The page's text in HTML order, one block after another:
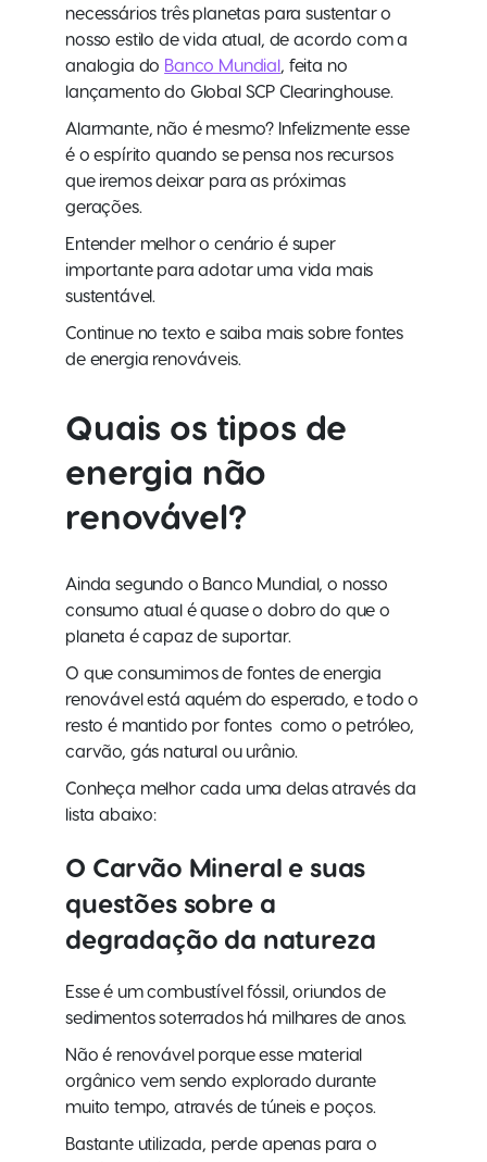
necessários três planetas para sustentar o
nosso estilo de vida atual, de acordo com a
analogia do Banco Mundial , feita no
lançamento do Global SCP Clearinghouse.
Alarmante, não é mesmo? Infelizmente esse
é o espírito quando se pensa nos recursos
que iremos deixar para as próximas
gerações.
Entender melhor o cenário é super
importante para adotar uma vida mais
sustentável.
Continue no texto e saiba mais sobre fontes
de energia renováveis.
Quais os tipos de
energia não
renovável?
Ainda segundo o Banco Mundial, o nosso
consumo atual é quase o dobro do que o
planeta é capaz de suportar.
O que consumimos de fontes de energia
renovável está aquém do esperado, e todo o
resto é mantido por fontes como o petróleo,
carvão, gás natural ou urânio.
Conheça melhor cada uma delas através da
lista abaixo:
O Carvão Mineral e suas
questões sobre a
degradação da natureza
Esse é um combustível fóssil, oriundos de
sedimentos soterrados há milhares de anos.
Não é renovável porque esse material
orgânico vem sendo explorado durante
muito tempo, através de túneis e poços.
Bastante utilizada, perde apenas para o